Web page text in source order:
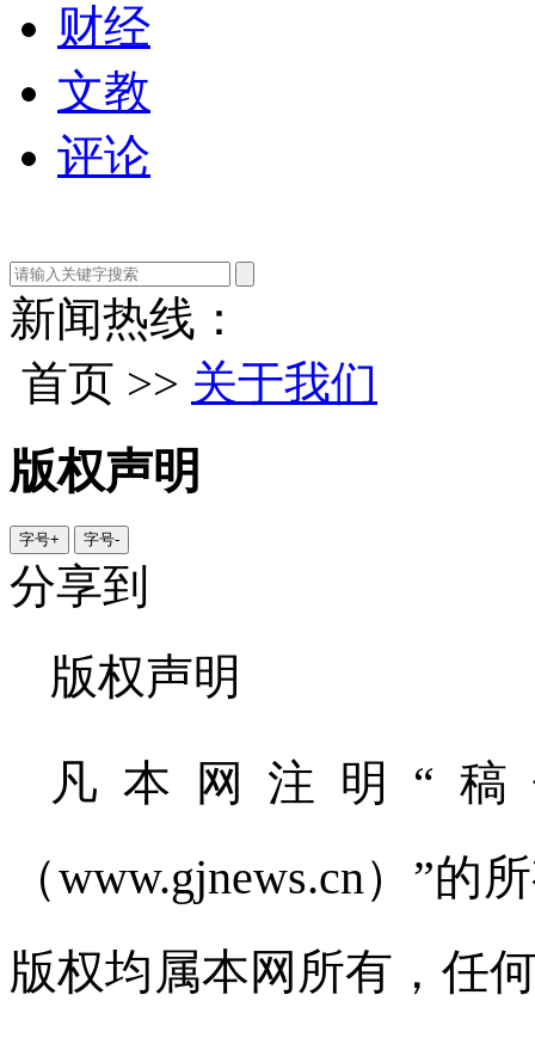
财经
文教
评论
新闻热线：
首页 >> 关于我们
版权声明
字号+ 字号-
分享到
版权声明
凡本网注明“
（www.gjnews.cn）”
版权均属本网所有，任